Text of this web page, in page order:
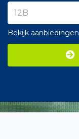
Bekijk aanbiedingen